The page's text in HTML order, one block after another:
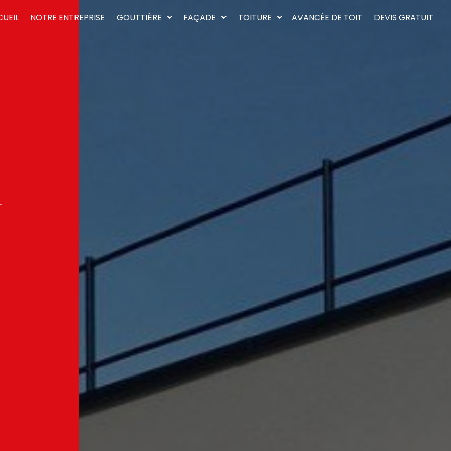
NOTRE ENTREPRISE GOUTTIÈRE FAÇADE TOITURE AVANCÉE DE TOIT DEVIS GRATUIT